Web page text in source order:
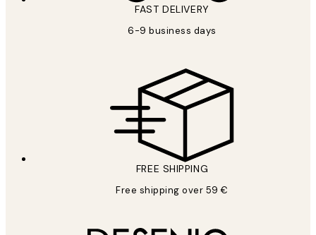
FAST DELIVERY
6-9 business days
FREE SHIPPING
Free shipping over 59 €